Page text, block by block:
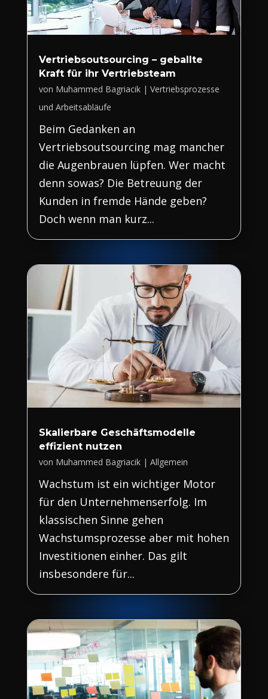
Vertriebsoutsourcing – geballte
Kraft für ihr Vertriebsteam
von Muhammed Bagriacik| Vertriebsprozesse
und Arbeitsabläufe
Beim Gedanken an
Vertriebsoutsourcing mag mancher
die Augenbrauen lüpfen. Wer macht
denn sowas? Die Betreuung der
Kunden in fremde Hände geben?
Doch wenn man kurz...
Skalierbare Geschäftsmodelle
effizient nutzen
von Muhammed Bagriacik| Allgemein
Wachstum ist ein wichtiger Motor
für den Unternehmenserfolg. Im
klassischen Sinne gehen
Wachstumsprozesse aber mit hohen
Investitionen einher. Das gilt
insbesondere für...